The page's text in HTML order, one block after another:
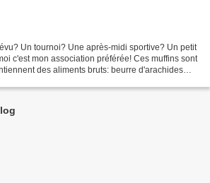
Un tournoi? Une après-midi sportive? Un petit
c'est mon association préférée! Ces muffins sont
des aliments bruts: beurre d'arachides